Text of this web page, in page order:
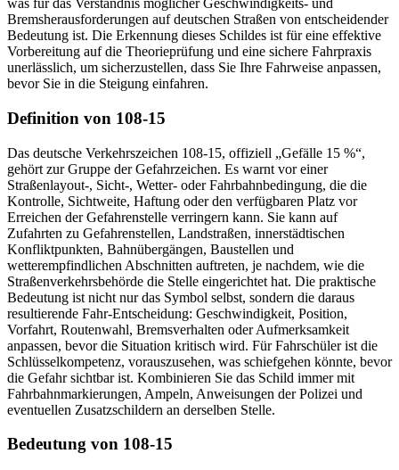
was für das Verständnis möglicher Geschwindigkeits- und
Bremsherausforderungen auf deutschen Straßen von entscheidender
Bedeutung ist. Die Erkennung dieses Schildes ist für eine effektive
Vorbereitung auf die Theorieprüfung und eine sichere Fahrpraxis
unerlässlich, um sicherzustellen, dass Sie Ihre Fahrweise anpassen,
bevor Sie in die Steigung einfahren.
Definition von 108-15
Das deutsche Verkehrszeichen 108-15, offiziell „Gefälle 15 %“,
gehört zur Gruppe der Gefahrzeichen. Es warnt vor einer
Straßenlayout-, Sicht-, Wetter- oder Fahrbahnbedingung, die die
Kontrolle, Sichtweite, Haftung oder den verfügbaren Platz vor
Erreichen der Gefahrenstelle verringern kann. Sie kann auf
Zufahrten zu Gefahrenstellen, Landstraßen, innerstädtischen
Konfliktpunkten, Bahnübergängen, Baustellen und
wetterempfindlichen Abschnitten auftreten, je nachdem, wie die
Straßenverkehrsbehörde die Stelle eingerichtet hat. Die praktische
Bedeutung ist nicht nur das Symbol selbst, sondern die daraus
resultierende Fahr-Entscheidung: Geschwindigkeit, Position,
Vorfahrt, Routenwahl, Bremsverhalten oder Aufmerksamkeit
anpassen, bevor die Situation kritisch wird. Für Fahrschüler ist die
Schlüsselkompetenz, vorauszusehen, was schiefgehen könnte, bevor
die Gefahr sichtbar ist. Kombinieren Sie das Schild immer mit
Fahrbahnmarkierungen, Ampeln, Anweisungen der Polizei und
eventuellen Zusatzschildern an derselben Stelle.
Bedeutung von 108-15